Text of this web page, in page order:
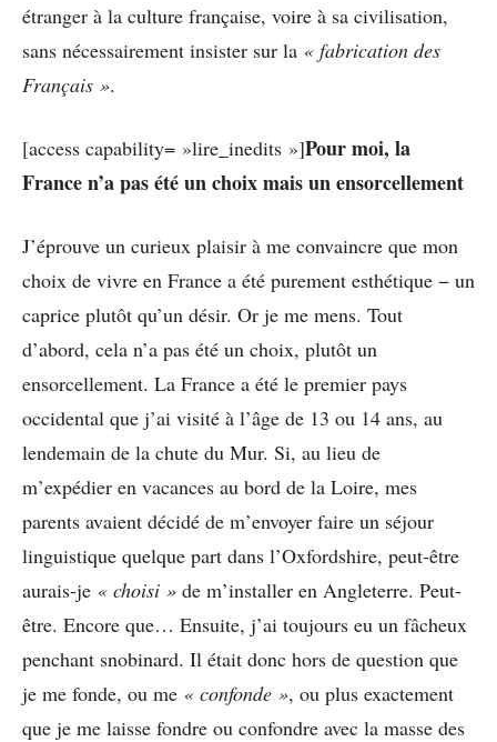
étranger à la culture française, voire à sa civilisation,
sans nécessairement insister sur la « fabrication des
Français ».
[access capability= »lire_inedits »]Pour moi, la
France n’a pas été un choix mais un ensorcellement
J’éprouve un curieux plaisir à me convaincre que mon
choix de vivre en France a été purement esthétique − un
caprice plutôt qu’un désir. Or je me mens. Tout
d’abord, cela n’a pas été un choix, plutôt un
ensorcellement. La France a été le premier pays
occidental que j’ai visité à l’âge de 13 ou 14 ans, au
lendemain de la chute du Mur. Si, au lieu de
m’expédier en vacances au bord de la Loire, mes
parents avaient décidé de m’envoyer faire un séjour
linguistique quelque part dans l’Oxfordshire, peut-être
aurais-je « choisi » de m’installer en Angleterre. Peut-
être. Encore que… Ensuite, j’ai toujours eu un fâcheux
penchant snobinard. Il était donc hors de question que
je me fonde, ou me « confonde », ou plus exactement
que je me laisse fondre ou confondre avec la masse des